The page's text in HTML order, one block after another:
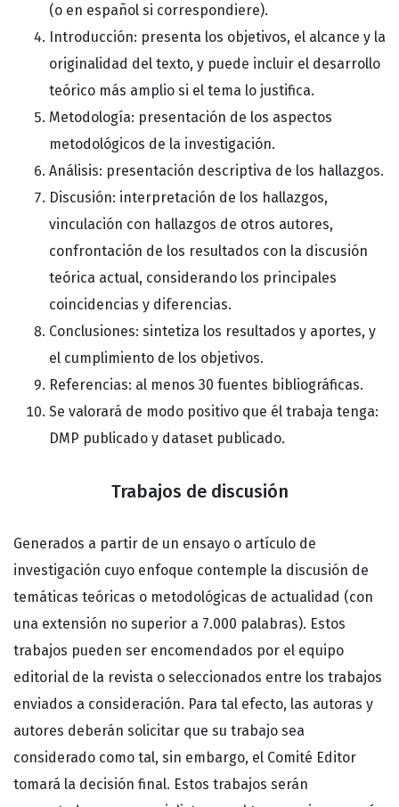
(o en español si correspondiere).
Introducción: presenta los objetivos, el alcance y la
originalidad del texto, y puede incluir el desarrollo
teórico más amplio si el tema lo justifica.
Metodología: presentación de los aspectos
metodológicos de la investigación.
Análisis: presentación descriptiva de los hallazgos.
Discusión: interpretación de los hallazgos,
vinculación con hallazgos de otros autores,
confrontación de los resultados con la discusión
teórica actual, considerando los principales
coincidencias y diferencias.
Conclusiones: sintetiza los resultados y aportes, y
el cumplimiento de los objetivos.
Referencias: al menos 30 fuentes bibliográficas.
Se valorará de modo positivo que él trabaja tenga:
DMP publicado y dataset publicado.
Trabajos de discusión
Generados a partir de un ensayo o artículo de
investigación cuyo enfoque contemple la discusión de
temáticas teóricas o metodológicas de actualidad (con
una extensión no superior a 7.000 palabras). Estos
trabajos pueden ser encomendados por el equipo
editorial de la revista o seleccionados entre los trabajos
enviados a consideración. Para tal efecto, las autoras y
autores deberán solicitar que su trabajo sea
considerado como tal, sin embargo, el Comité Editor
tomará la decisión final. Estos trabajos serán